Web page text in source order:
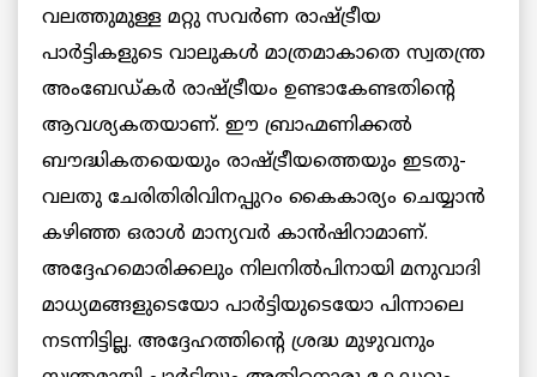
വലത്തുമുള്ള മറ്റു സവർണ രാഷ്ട്രീയ
പാർട്ടികളുടെ വാലുകൾ മാത്രമാകാതെ സ്വതന്ത്ര
അംബേഡ്കർ രാഷ്ട്രീയം ഉണ്ടാകേണ്ടതിന്റെ
ആവശ്യകതയാണ്. ഈ ബ്രാഹ്മണിക്കൽ
ബൗദ്ധികതയെയും രാഷ്ട്രീയത്തെയും ഇടതു-
വലതു ചേരിതിരിവിനപ്പുറം കൈകാര്യം ചെയ്യാൻ
കഴിഞ്ഞ ഒരാൾ മാന്യവർ കാൻഷിറാമാണ്.
അദ്ദേഹമൊരിക്കലും നിലനിൽപിനായി മനുവാദി
മാധ്യമങ്ങളുടെയോ പാർട്ടിയുടെയോ പിന്നാലെ
നടന്നിട്ടില്ല. അദ്ദേഹത്തിന്റെ ശ്രദ്ധ മുഴുവനും